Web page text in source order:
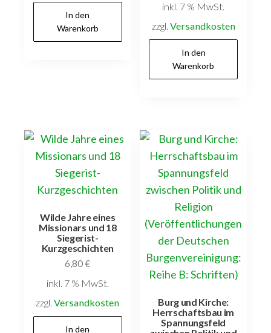
In den
Warenkorb
inkl. 7 % MwSt.
zzgl. Versandkosten
In den
Warenkorb
Wilde Jahre eines
Missionars und 18
Siegerist-
Kurzgeschichten
6,80€
inkl. 7 % MwSt.
zzgl.Versandkosten
In den
Burg und Kirche:
Herrschaftsbau im
Spannungsfeld